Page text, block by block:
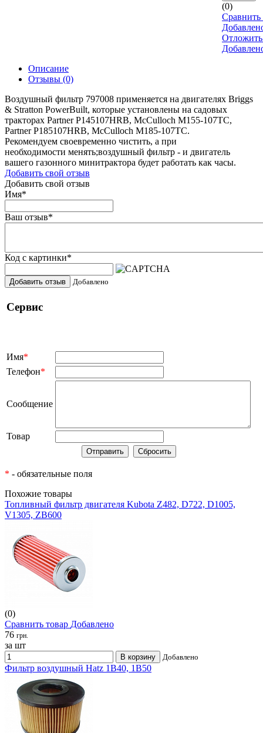
(0)
Сравнить
Отложить
Описание
Отзывы (0)
Воздушный фильтр 797008 применяется на двигателях Briggs
& Stratton PowerBuilt, которые установлены на садовых
тракторах Partner P145107HRB, McCulloch M155-107TC,
Partner P185107HRB, McCulloch M185-107TC.
Рекомендуем своевременно чистить, а при
необходимости менять;воздушный фильтр - и двигатель
вашего газонного минитрактора будет работать как часы.
Добавить свой отзыв
Добавить свой отзыв
Имя*
Ваш отзыв*
Код с картинки*
Добавить отзыв Добавлено
Сервис
Имя*
Телефон*
Сообщение
Товар
* - обязательные поля
Похожие товары
Топливный фильтр двигателя Kubota Z482, D722, D1005,
V1305, ZB600
(0)
Сравнить товар Добавлено
76 грн.
за шт
В корзину Добавлено
Фильтр воздушный Hatz 1B40, 1B50